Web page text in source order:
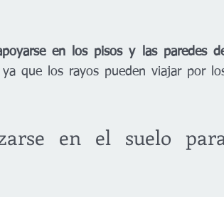
en los pisos y las paredes
que los rayos pueden viajar por
en el suelo